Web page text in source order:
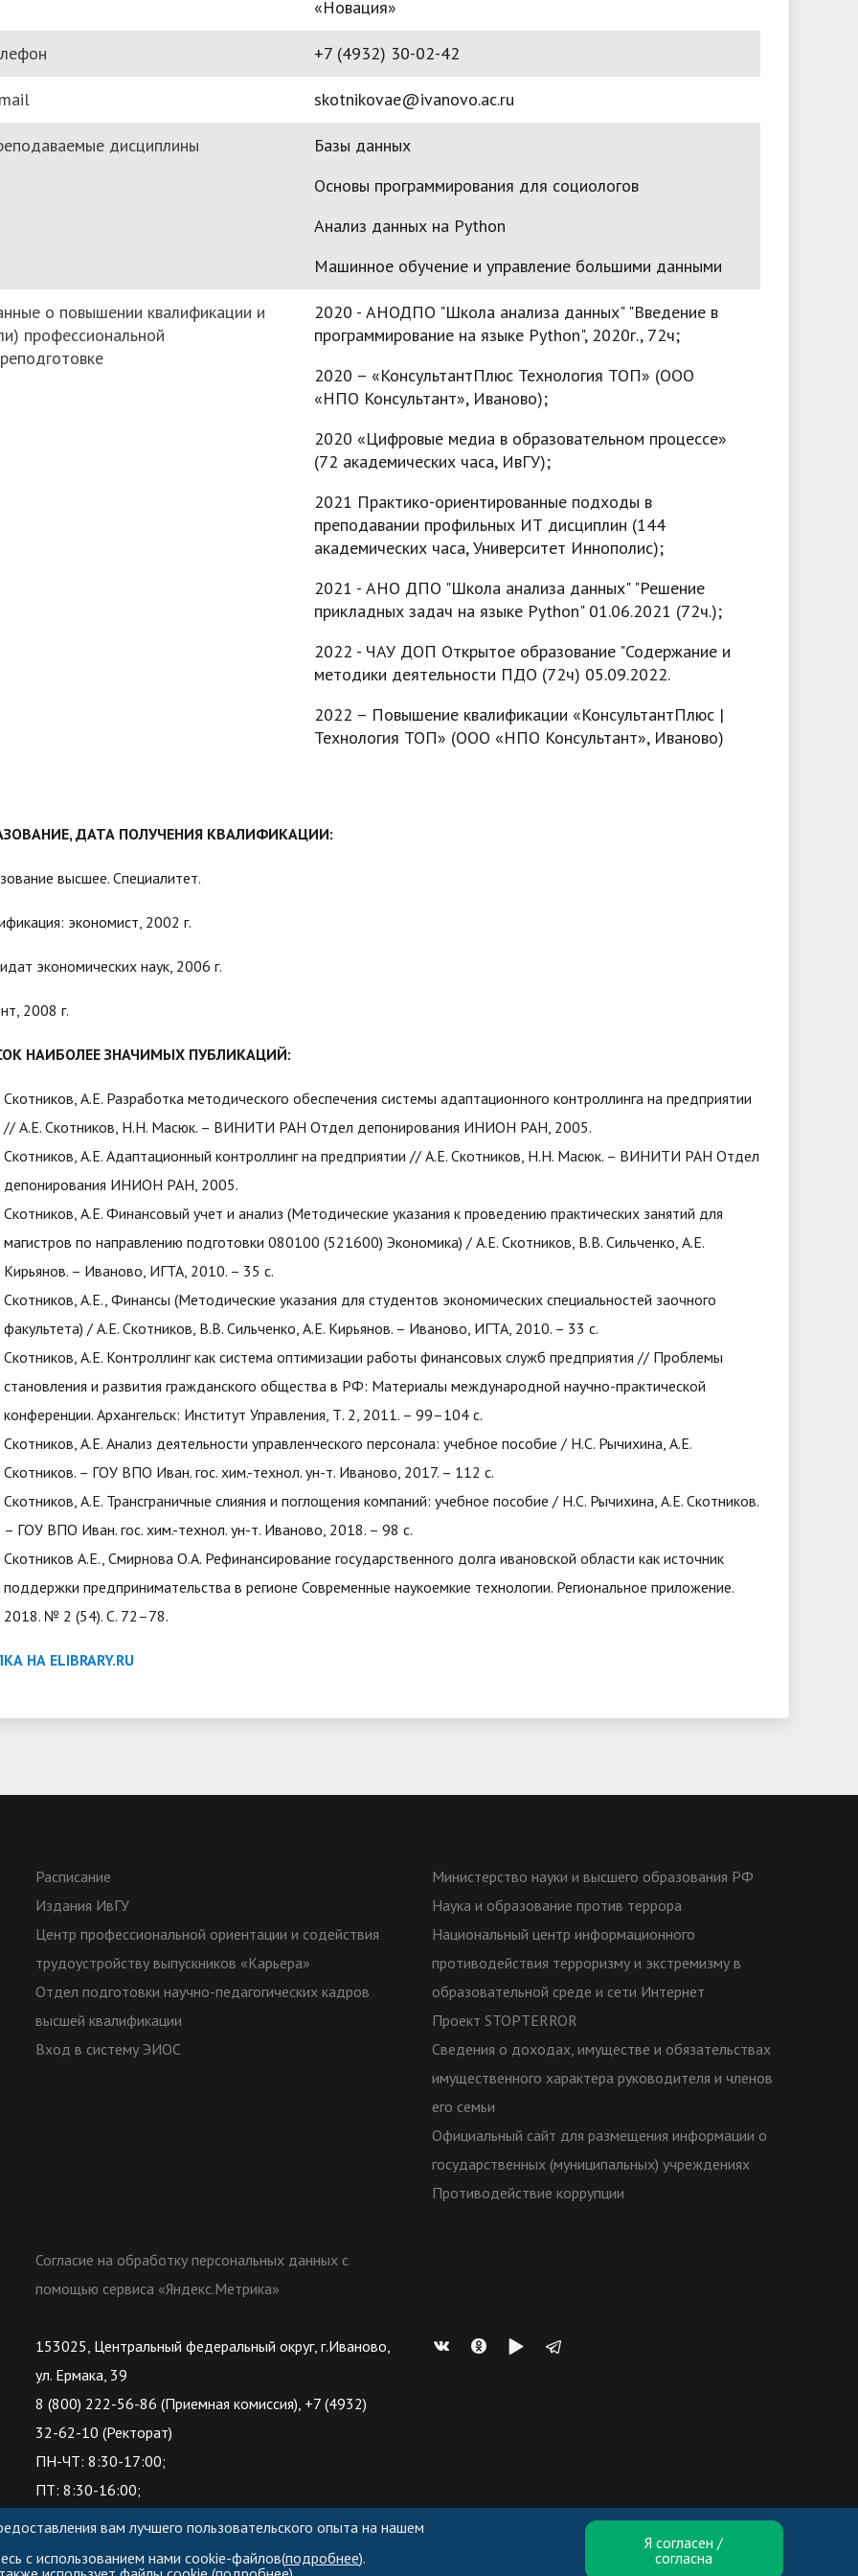
«Новация»
+7 (4932) 30-02-42
skotnikovae@ivanovo.ac.ru
дисциплины
Базы данных
Основы программирования для социологов
Анализ данных на Python
Машинное обучение и управление большими данными
о повышении квалификации и
профессиональной
2020 - АНОДПО "Школа анализа данных" "Введение в
программирование на языке Python", 2020г., 72ч;
2020 – «КонсультантПлюс Технология ТОП» (ООО
«НПО Консультант», Иваново);
2020 «Цифровые медиа в образовательном процессе»
(72 академических часа, ИвГУ);
2021 Практико-ориентированные подходы в
преподавании профильных ИТ дисциплин (144
академических часа, Университет Иннополис);
2021 - АНО ДПО "Школа анализа данных" "Решение
прикладных задач на языке Python" 01.06.2021 (72ч.);
2022 - ЧАУ ДОП Открытое образование "Содержание и
методики деятельности ПДО (72ч) 05.09.2022.
2022 – Повышение квалификации «КонсультантПлюс |
Технология ТОП» (ООО «НПО Консультант», Иваново)
ДАТА ПОЛУЧЕНИЯ КВАЛИФИКАЦИИ:
высшее. Специалитет.
экономист, 2002 г.
экономических наук, 2006 г.
2008 г.
НАИБОЛЕЕ ЗНАЧИМЫХ ПУБЛИКАЦИЙ:
Скотников, А.Е. Разработка методического обеспечения системы адаптационного контроллинга на предприятии
// А.Е. Скотников, Н.Н. Масюк. – ВИНИТИ РАН Отдел депонирования ИНИОН РАН, 2005.
Скотников, А.Е. Адаптационный контроллинг на предприятии // А.Е. Скотников, Н.Н. Масюк. – ВИНИТИ РАН Отдел
депонирования ИНИОН РАН, 2005.
Скотников, А.Е. Финансовый учет и анализ (Методические указания к проведению практических занятий для
магистров по направлению подготовки 080100 (521600) Экономика) / А.Е. Скотников, В.В. Сильченко, А.Е.
Кирьянов. – Иваново, ИГТА, 2010. – 35 с.
Скотников, А.Е., Финансы (Методические указания для студентов экономических специальностей заочного
факультета) / А.Е. Скотников, В.В. Сильченко, А.Е. Кирьянов. – Иваново, ИГТА, 2010. – 33 с.
Скотников, А.Е. Контроллинг как система оптимизации работы финансовых служб предприятия // Проблемы
становления и развития гражданского общества в РФ: Материалы международной научно-практической
конференции. Архангельск: Институт Управления, Т. 2, 2011. – 99–104 с.
Скотников, А.Е. Анализ деятельности управленческого персонала: учебное пособие / Н.С. Рычихина, А.Е.
Скотников. – ГОУ ВПО Иван. гос. хим.-технол. ун-т. Иваново, 2017. – 112 с.
Скотников, А.Е. Трансграничные слияния и поглощения компаний: учебное пособие / Н.С. Рычихина, А.Е. Скотников.
– ГОУ ВПО Иван. гос. хим.-технол. ун-т. Иваново, 2018. – 98 с.
Скотников А.Е., Смирнова О.А. Рефинансирование государственного долга ивановской области как источник
поддержки предпринимательства в регионе Современные наукоемкие технологии. Региональное приложение.
2018. № 2 (54). С. 72–78.
НА ELIBRARY.RU
Расписание
Издания ИвГУ
Центр профессиональной ориентации и содействия
трудоустройству выпускников «Карьера»
Отдел подготовки научно-педагогических кадров
высшей квалификации
Вход в систему ЭИОС
Министерство науки и высшего образования РФ
Наука и образование против террора
Национальный центр информационного
противодействия терроризму и экстремизму в
образовательной среде и сети Интернет
Проект STOPTERROR
Сведения о доходах, имуществе и обязательствах
имущественного характера руководителя и членов
его семьи
Официальный сайт для размещения информации о
государственных (муниципальных) учреждениях
Противодействие коррупции
Согласие на обработку персональных данных с
помощью сервиса «Яндекс.Метрика»
153025, Центральный федеральный округ, г.Иваново,
ул. Ермака, 39
8 (800) 222-56-86 (Приемная комиссия), +7 (4932)
32-62-10 (Ректорат)
ПН-ЧТ: 8:30-17:00;
ПТ: 8:30-16:00;
вам лучшего пользовательского опыта на нашем
с использованием нами cookie-файлов(подробнее).
Я согласен /
согласна